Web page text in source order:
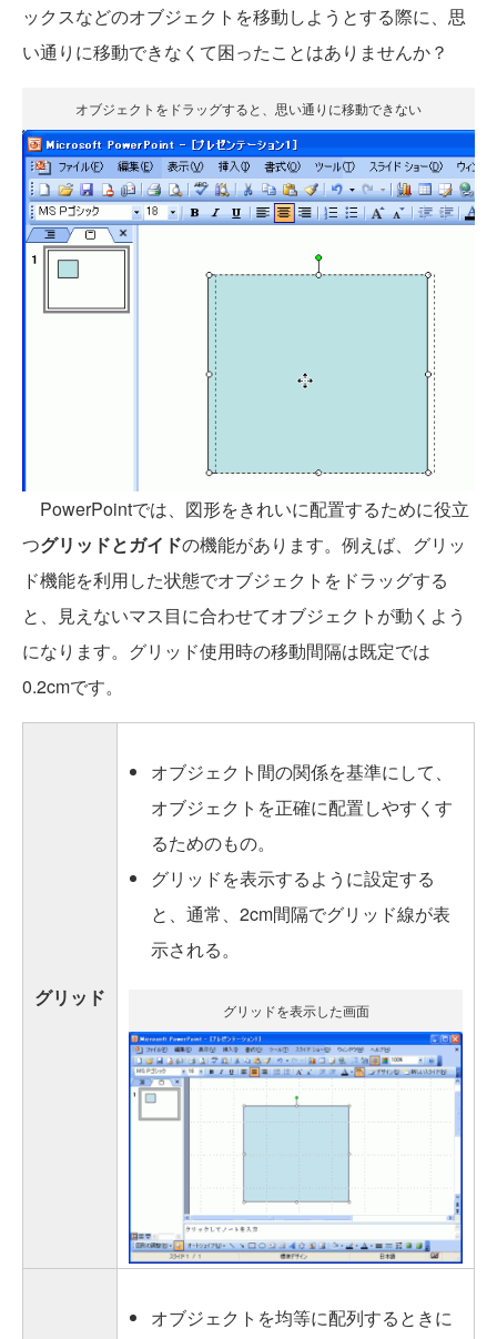
ックスなどのオブジェクトを移動しようとする際に、思
い通りに移動できなくて困ったことはありませんか？
オブジェクトをドラッグすると、思い通りに移動できない
PowerPointでは、図形をきれいに配置するために役立
つグリッドとガイドの機能があります。例えば、グリッ
ド機能を利用した状態でオブジェクトをドラッグする
と、見えないマス目に合わせてオブジェクトが動くよう
になります。グリッド使用時の移動間隔は既定では
0.2cmです。
グリッド
オブジェクト間の関係を基準にして、
オブジェクトを正確に配置しやすくす
るためのもの。
グリッドを表示するように設定する
と、通常、2cm間隔でグリッド線が表
示される。
グリッドを表示した画面
オブジェクトを均等に配列するときに